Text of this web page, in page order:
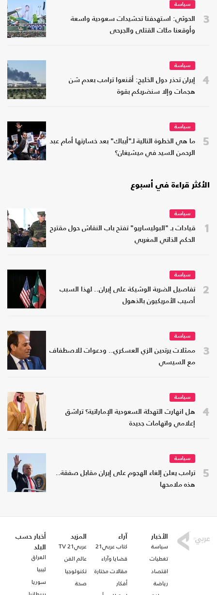
3
سياسة
الحوثي: استهدفنا تحشيدات سعودية واسعة
وأوقعنا مئات القتلى والجرحى
4
سياسة
إيران تحذر دول الخليج: أقنعوا ترامب بعدم شن
هجمات وإلا سنضربكم بقوة
5
سياسة
ما هي الخطوة التالية لـ"أيباك" بعد خسارتها أمام عبد
الرحمن السيد في ميشيغان؟
الأكثر قراءة في أسبوع
1
سياسة
قيادات بـ "البوليساريو" تفتح باب النقاش حول مقترح
الحكم الذاتي المغربي
2
سياسة
تفاصيل الضربة الوشيكة على إيران.. لهذا السبب
أصيب الأمريكيون بالذهول
3
سياسة
ممثلات يرتدين الزي العسكري.. ودعوات للاصطفاف
مع السيسي
4
سياسة
هل انهارت التهدئة السعودية الإماراتية؟ تراشق
إعلامي واتهامات جديدة
5
سياسة
ترامب يعلن إلغاء الهجوم على إيران مقابل صفقة..
هذه ملامحها
الأخبار
سياسة
تغطيات
اقتصاد
رياضة
آراء
كتاب عربي21
قضايا وآراء
مقالات مختارة
أفكار
المزيد
عربي21 TV
عالم الفن
تكنولوجيا
صحة
أخبار حسب
البلد
العراق
ليبيا
سوريا